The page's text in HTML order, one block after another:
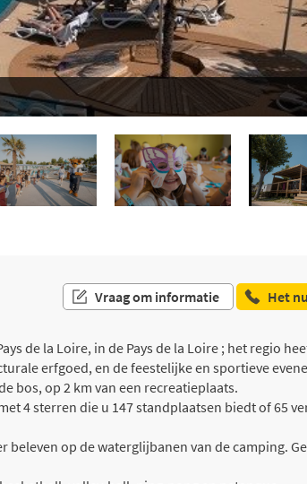
Vraag om informatie Het
de la Loire, in de Pays de la Loire ; het regio
erfgoed, en de feestelijke en sportieve
bos, op 2 km van een recreatieplaats.
4 sterren die u 147 standplaatsen biedt of 65
op de waterglijbanen van de camping.